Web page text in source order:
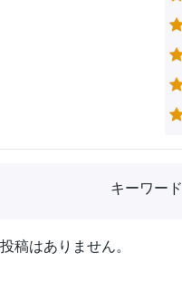
キーワード
稿はありません。